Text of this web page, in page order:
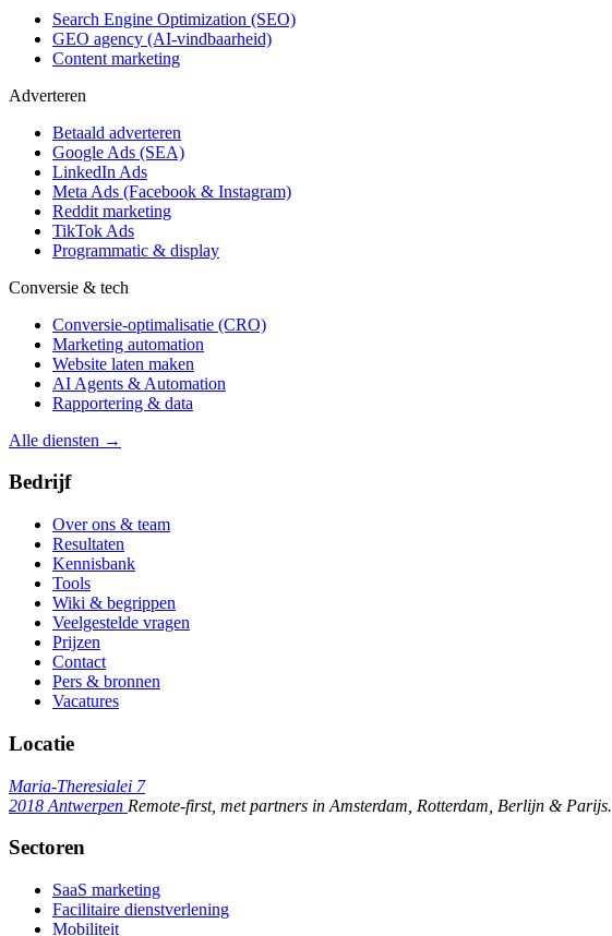
Search Engine Optimization (SEO)
GEO agency (AI-vindbaarheid)
Content marketing
Adverteren
Betaald adverteren
Google Ads (SEA)
LinkedIn Ads
Meta Ads (Facebook & Instagram)
Reddit marketing
TikTok Ads
Programmatic & display
Conversie & tech
Conversie-optimalisatie (CRO)
Marketing automation
Website laten maken
AI Agents & Automation
Rapportering & data
Alle diensten →
Bedrijf
Over ons & team
Resultaten
Kennisbank
Tools
Wiki & begrippen
Veelgestelde vragen
Prijzen
Contact
Pers & bronnen
Vacatures
Locatie
Maria-Theresialei 7
2018 Antwerpen Remote-first, met partners in Amsterdam, Rotterdam, Berlijn & Parijs.
Sectoren
SaaS marketing
Facilitaire dienstverlening
Mobiliteit